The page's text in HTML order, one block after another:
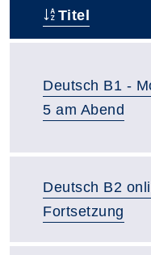
Titel
Deutsch B1 -
5 am Abend
Deutsch B2
Fortsetzung